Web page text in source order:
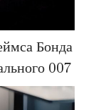
Бонда
007